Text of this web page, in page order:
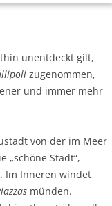
unentdeckt gilt,
zugenommen,
und immer mehr
von der im Meer
Stadt“,
Im Inneren windet
münden.